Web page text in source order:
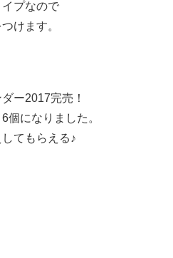
プなので
けます。
ー2017完売！
個になりました。
てもらえる♪